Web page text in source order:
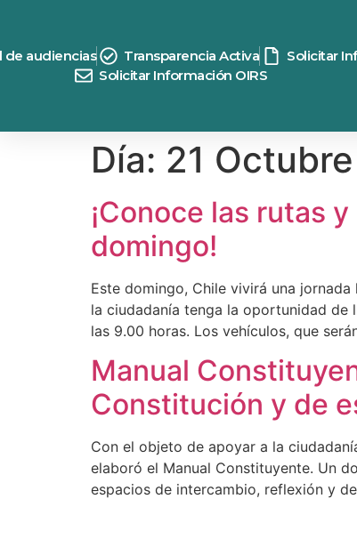
de audiencias Transparencia Activa
Solicitar
Solicitar Información OIRS
Día: 21
¡Conoce las rutas
domingo!
Este domingo, Chile vivirá una
la ciudadanía tenga la oportunidad de
las 9.00 horas. Los vehículos, que
Manual
Constitución y de
Con el objeto de apoyar a la
elaboró el Manual Constituyente. Un
espacios de intercambio, reflexión y